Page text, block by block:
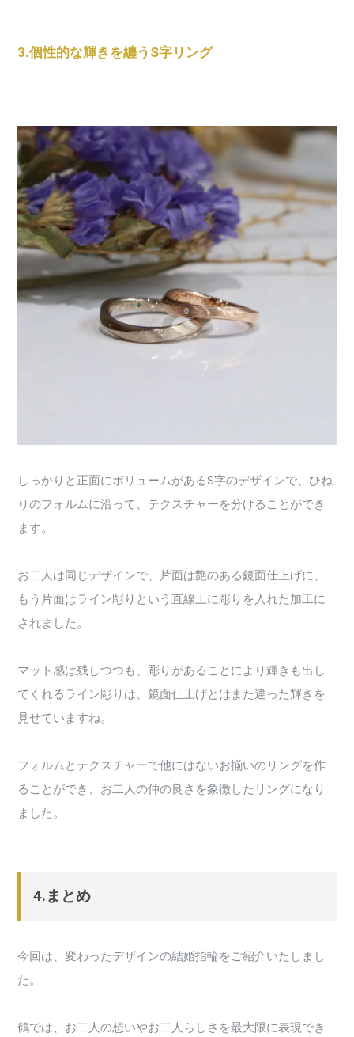
3.個性的な輝きを纏うS字リング
しっかりと正面にボリュームがあるS字のデザインで、ひね
りのフォルムに沿って、テクスチャーを分けることができ
ます。
お二人は同じデザインで、片面は艶のある鏡面仕上げに、
もう片面はライン彫りという直線上に彫りを入れた加工に
されました。
マット感は残しつつも、彫りがあることにより輝きも出し
てくれるライン彫りは、鏡面仕上げとはまた違った輝きを
見せていますね。
フォルムとテクスチャーで他にはないお揃いのリングを作
ることができ、お二人の仲の良さを象徴したリングになり
ました。
4.まとめ
今回は、変わったデザインの結婚指輪をご紹介いたしまし
た。
鶴では、お二人の想いやお二人らしさを最大限に表現でき